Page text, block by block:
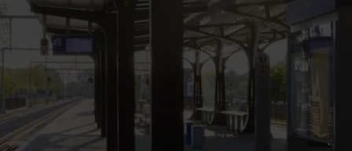
we zien wat er vandaag gebeurt en wat dat -
figuurlijk gezien - morgen oplevert.
Lees meer